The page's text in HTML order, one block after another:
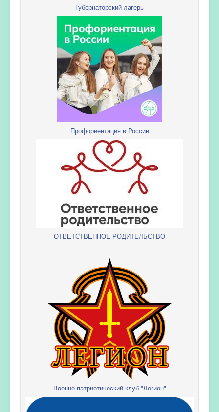
Губернаторский лагерь
Профориентация в России
ОТВЕТСТВЕННОЕ РОДИТЕЛЬСТВО
Военно-патриотический клуб "Легион"